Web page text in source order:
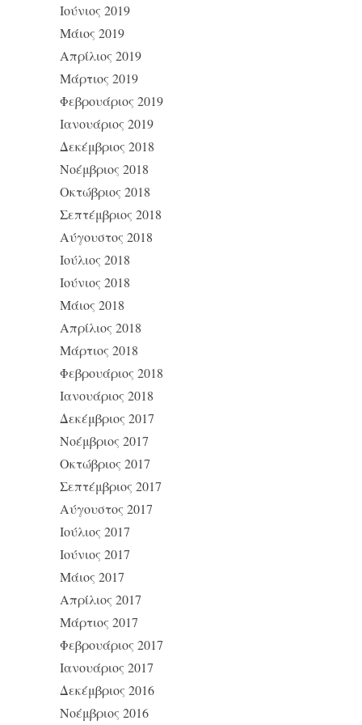
Ιούνιος 2019
Μάιος 2019
Απρίλιος 2019
Μάρτιος 2019
Φεβρουάριος 2019
Ιανουάριος 2019
Δεκέμβριος 2018
Νοέμβριος 2018
Οκτώβριος 2018
Σεπτέμβριος 2018
Αύγουστος 2018
Ιούλιος 2018
Ιούνιος 2018
Μάιος 2018
Απρίλιος 2018
Μάρτιος 2018
Φεβρουάριος 2018
Ιανουάριος 2018
Δεκέμβριος 2017
Νοέμβριος 2017
Οκτώβριος 2017
Σεπτέμβριος 2017
Αύγουστος 2017
Ιούλιος 2017
Ιούνιος 2017
Μάιος 2017
Απρίλιος 2017
Μάρτιος 2017
Φεβρουάριος 2017
Ιανουάριος 2017
Δεκέμβριος 2016
Νοέμβριος 2016